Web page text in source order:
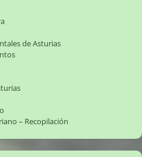
de Asturias
– Recopilación